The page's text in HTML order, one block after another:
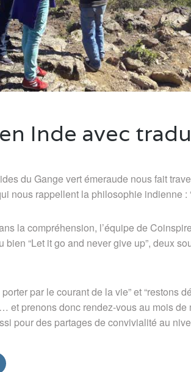
Inde avec
du Gange vert émeraude nous fait
nous rappellent la philosophie indienne :
la compréhension, l’équipe de
bien “Let it go and never give up”, deux
par le courant de la vie” et “restons
et prenons donc rendez-vous au mois
pour des partages de convivialité au